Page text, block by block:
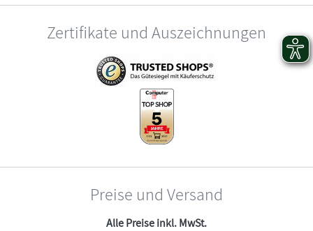
Zertifikate und Auszeichnungen
Preise und Versand
Alle Preise inkl. MwSt.